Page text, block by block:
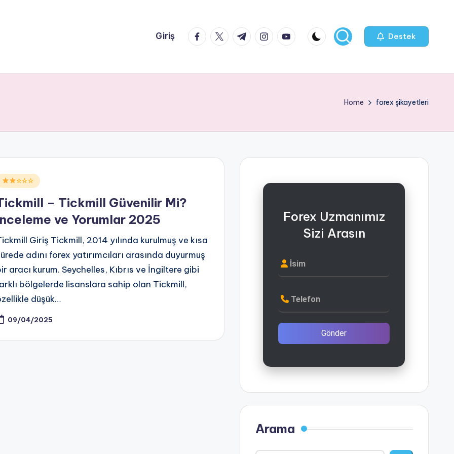
Giriş facebook.com
twitter.com
t.me instagram.com
youtube.com Destek
Home forex şikayetleri
☆☆☆
– Tickmill Güvenilir Mi?
ve Yorumlar 2025
Giriş Tickmill, 2014 yılında kurulmuş ve kısa
adını forex yatırımcıları arasında duyurmuş
aracı kurum. Seychelles, Kıbrıs ve İngiltere gibi
bölgelerde lisanslara sahip olan Tickmill,
düşük…
09/04/2025
Forex Uzmanımız
Sizi Arasın
İsim
Telefon
Gönder
Arama